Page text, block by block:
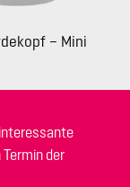
– Mini
der